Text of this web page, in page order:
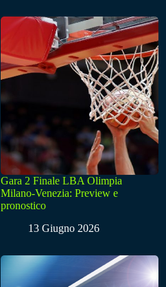
Gara 2 Finale LBA Olimpia
Milano-Venezia: Preview e
pronostico
13 Giugno 2026